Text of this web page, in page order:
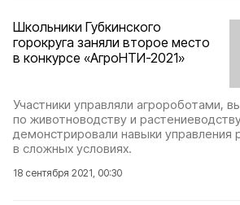
Школьники Губкинского
горокруга заняли второе место
в конкурсе «АгроНТИ-2021»
Участники управляли агророботами,
по животноводству и
демонстрировали навыки управления
в сложных условиях.
18 сентября 2021, 00:30